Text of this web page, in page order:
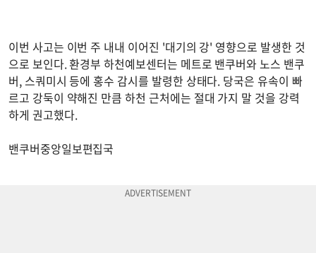
이번 사고는 이번 주 내내 이어진 '대기의 강' 영향으로 발생한 것
으로 보인다. 환경부 하천예보센터는 메트로 밴쿠버와 노스 밴쿠
버, 스쿼미시 등에 홍수 감시를 발령한 상태다. 당국은 유속이 빠
르고 강둑이 약해진 만큼 하천 근처에는 절대 가지 말 것을 강력
하게 권고했다.
밴쿠버중앙일보편집국